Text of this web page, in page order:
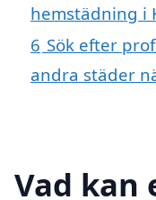
hemstädning i
6 Sök efter
andra städer
Vad kan